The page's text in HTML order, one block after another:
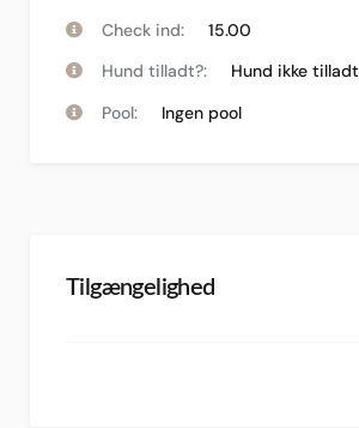
Check ind:
15.00
Hund tilladt?:
Hund ikke tilladt
Pool:
Ingen pool
Tilgængelighed